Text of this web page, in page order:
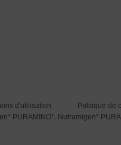
d'utilisation
Politique de
PURAMINO*, Nutramigen*